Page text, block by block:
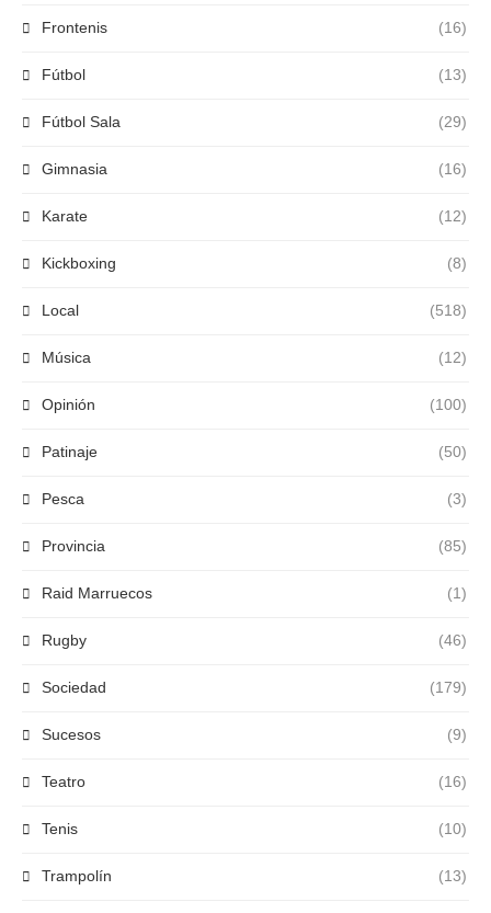
Frontenis (16)
Fútbol (13)
Fútbol Sala (29)
Gimnasia (16)
Karate (12)
Kickboxing (8)
Local (518)
Música (12)
Opinión (100)
Patinaje (50)
Pesca (3)
Provincia (85)
Raid Marruecos (1)
Rugby (46)
Sociedad (179)
Sucesos (9)
Teatro (16)
Tenis (10)
Trampolín (13)